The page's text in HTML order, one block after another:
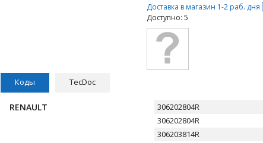
Доставка в магазин 1-2 раб. дня
Доступно: 5
Коды TecDoc
RENAULT 306202804R
306202804R
306203814R